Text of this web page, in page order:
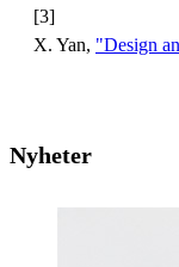
[3]
X. Yan, "Design
Nyheter